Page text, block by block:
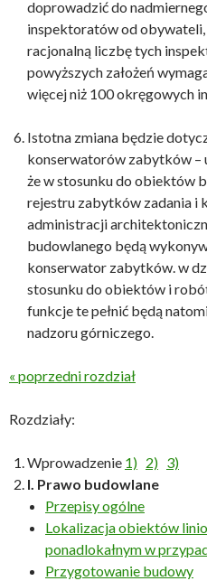
doprowadzić do
inspektoratów od obywateli,
racjonalną liczbę tych
powyższych założeń
więcej niż 100 okręgowych
Istotna zmiana będzie
konserwatorów zabytków –
że w stosunku do obiektów
rejestru zabytków zadania i
administracji
budowlanego będą
konserwator zabytków. w
stosunku do obiektów i
funkcje te pełnić będą
nadzoru górniczego.
« poprzedni rozdział
Rozdziały:
Wprowadzenie 1) 2) 3)
I. Prawo budowlane
Przepisy ogólne
Lokalizacja obiektów
ponadlokałnym w
Przygotowanie budowy